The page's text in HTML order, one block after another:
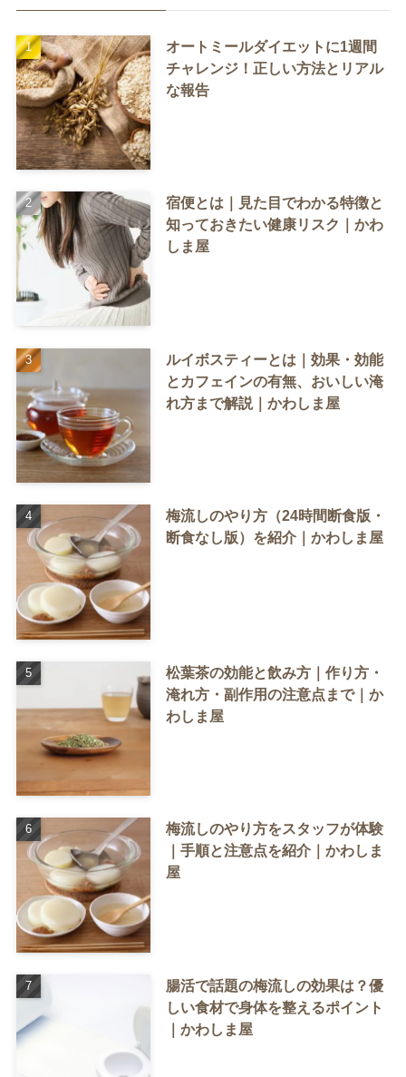
オートミールダイエットに1週間
チャレンジ！正しい方法とリアル
な報告
宿便とは｜見た目でわかる特徴と
知っておきたい健康リスク｜かわ
しま屋
ルイボスティーとは｜効果・効能
とカフェインの有無、おいしい淹
れ方まで解説｜かわしま屋
梅流しのやり方（24時間断食版・
断食なし版）を紹介｜かわしま屋
松葉茶の効能と飲み方｜作り方・
淹れ方・副作用の注意点まで｜か
わしま屋
梅流しのやり方をスタッフが体験
｜手順と注意点を紹介｜かわしま
屋
腸活で話題の梅流しの効果は？優
しい食材で身体を整えるポイント
｜かわしま屋